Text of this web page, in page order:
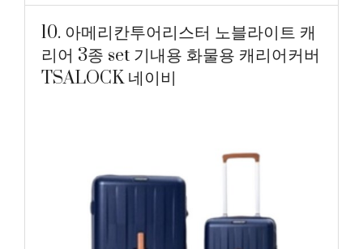
10. 아메리칸투어리스터 노블라이트 캐
리어 3종 set 기내용 화물용 캐리어커버
TSALOCK 네이비